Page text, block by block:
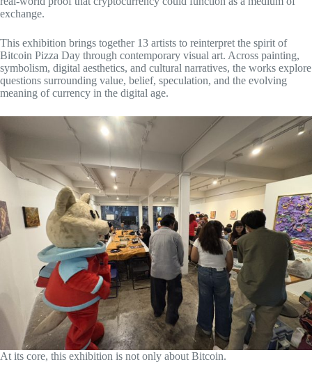
exchange.
This exhibition brings together 13 artists to reinterpret the spirit of
Bitcoin Pizza Day through contemporary visual art. Across painting,
symbolism, digital aesthetics, and cultural narratives, the works explore
questions surrounding value, belief, speculation, and the evolving
meaning of currency in the digital age.
At its core, this exhibition is not only about Bitcoin.